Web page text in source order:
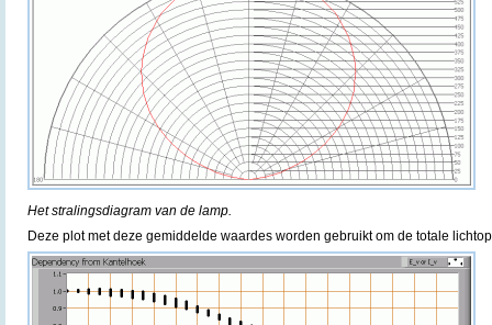
Het stralingsdiagram van de lamp.
Deze plot met deze gemiddelde waardes worden gebruikt om de totale